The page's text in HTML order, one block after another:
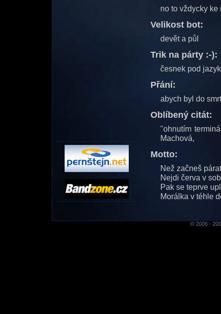
no to vždycky
Velikost bot:
devět a půl
Trik na párty :-):
česnek pod
Přání:
abych byl do
Oblíbený citát:
"ohnutím
Machová,
Motto:
Než začneš
Nejdi červa v
Pak se teprve
Morálka v téhle
© 2006 -